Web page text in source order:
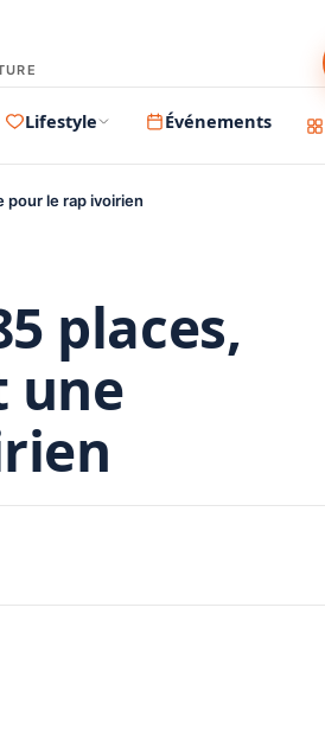
Lifestyle Événements
pour le rap ivoirien
places,
une